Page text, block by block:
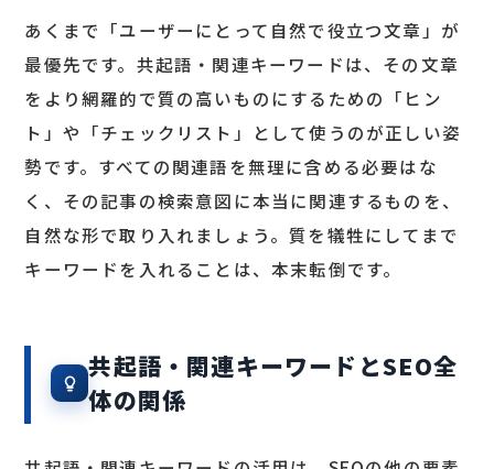
あくまで「ユーザーにとって自然で役立つ文章」が
最優先です。共起語・関連キーワードは、その文章
をより網羅的で質の高いものにするための「ヒン
ト」や「チェックリスト」として使うのが正しい姿
勢です。すべての関連語を無理に含める必要はな
く、その記事の検索意図に本当に関連するものを、
自然な形で取り入れましょう。質を犠牲にしてまで
キーワードを入れることは、本末転倒です。
共起語・関連キーワードとSEO全
体の関係